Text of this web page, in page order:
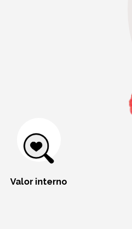
Valor interno